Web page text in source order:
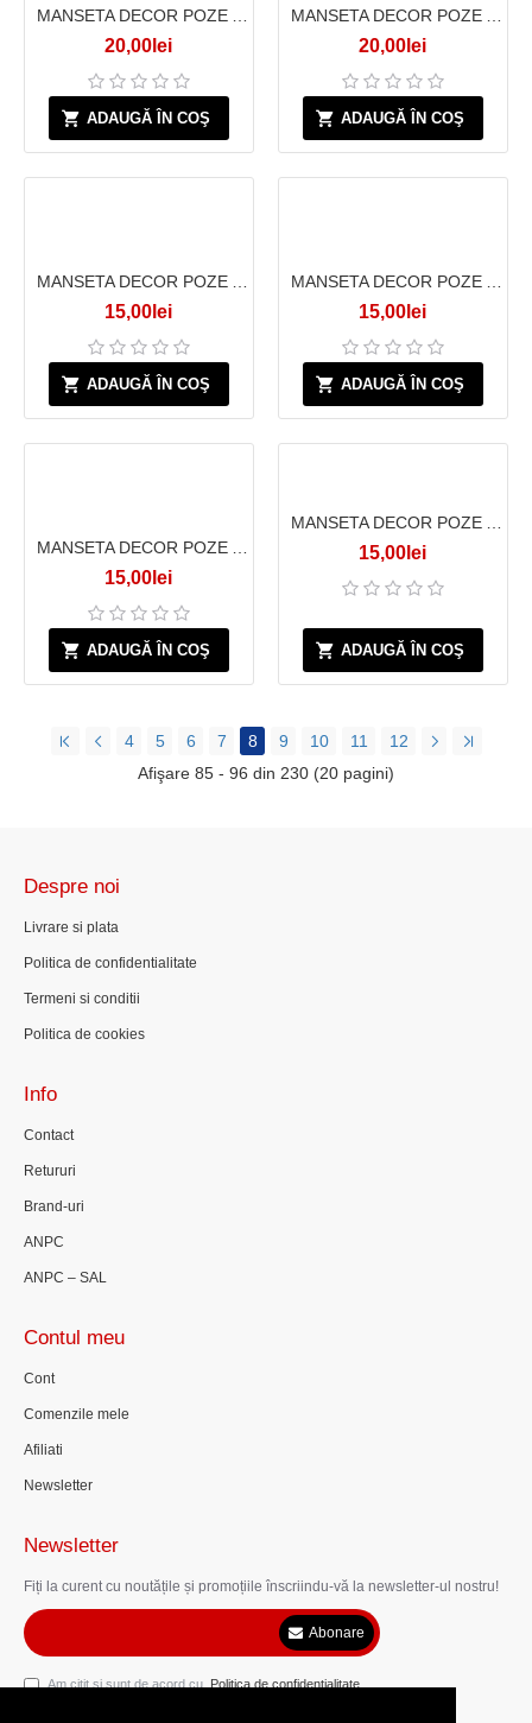
20,00lei
ADAUGĂ ÎN COŞ
20,00lei
ADAUGĂ ÎN COŞ
15,00lei
ADAUGĂ ÎN COŞ
15,00lei
ADAUGĂ ÎN COŞ
15,00lei
ADAUGĂ ÎN COŞ
15,00lei
ADAUGĂ ÎN COŞ
4 5 6 7 8 9 10 11
12
Afişare 85 - 96 din 230 (20 pagini)
Despre noi
Livrare si plata
Politica de confidentialitate
Termeni si conditii
Politica de cookies
Info
Contact
Retururi
Brand-uri
ANPC
ANPC – SAL
Contul meu
Cont
Comenzile mele
Afiliati
Newsletter
Newsletter
Fiți la curent cu noutățile și promoțiile înscriindu-vă la newsletter-ul nostru!
Abonare
Am citit şi sunt de acord cu Politica de confidentialitate